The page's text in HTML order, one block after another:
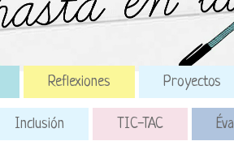
Reflexiones Proyectos
Inclusión TIC-TAC